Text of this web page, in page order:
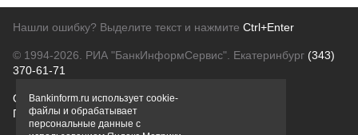
Нашли ошибку? Выделите текст и нажмите Ctrl+Enter
© 1994-2026. РИА "БанкИнформСервис". Екатеринбург (343)
370-61-71
О проектеПолитика конфиденциальности
Правовая информацияДля рекламодателей
Bankinform.ru использует cookie-
файлы и обрабатывает
персональные данные с